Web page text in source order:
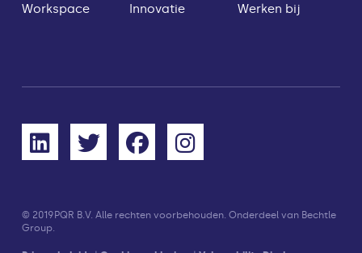
Workspace Innovatie Werken bij
© 2019PQR B.V. Alle rechten voorbehouden. Onderdeel van Bechtle
Group.